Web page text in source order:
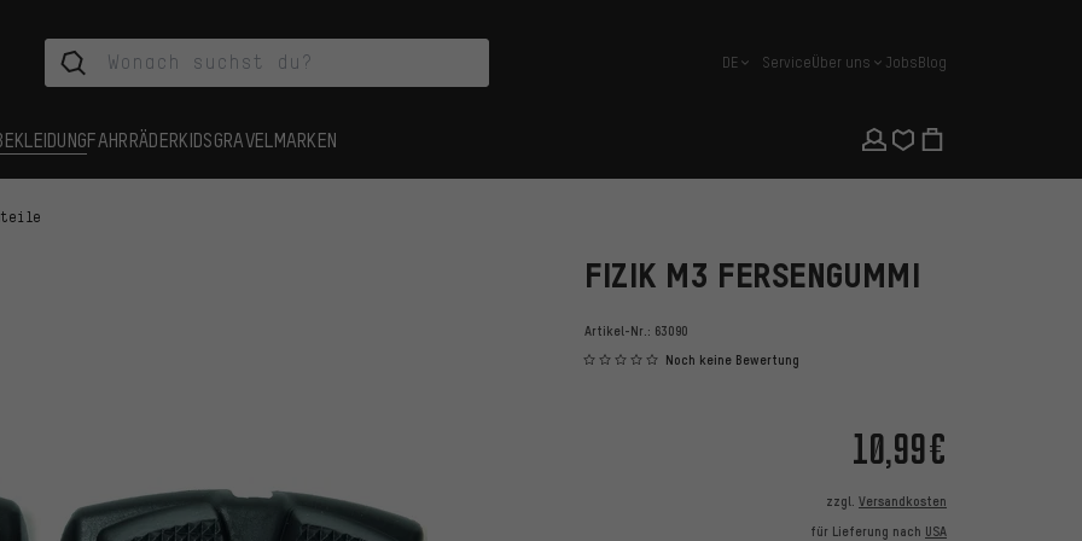
Deutsch
DE ServiceÜber uns JobsBlog
FAHRRÄDERKIDSGRAVEL MARKEN
FIZIK M3 FERSENGUMMI
Artikel-Nr.: 63090
Noch keine Bewertung
10,99€
zzgl. Versandkosten
für Lieferung nach USA